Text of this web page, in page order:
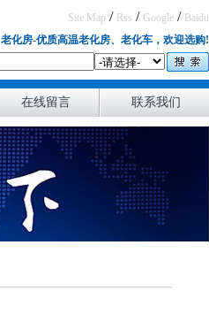
Site Map / Rss / Google / Baidu
老化房-优质高温老化房、老化车，欢迎选购!
在线留言 联系我们